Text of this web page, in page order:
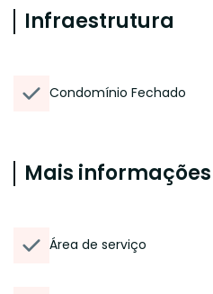
Infraestrutura
Condomínio Fechado
Mais informações
Área de serviço